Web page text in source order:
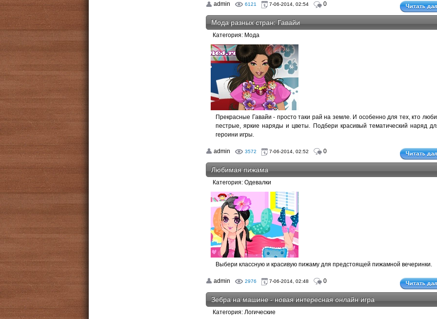
admin 6121 7-06-2014, 02:54 0
Мода разных стран: Гавайи
Категория: Мода
Прекрасные Гавайи - просто таки рай на земле. И особенно для тех, кто
пестрые, яркие наряды и цветы. Подбери красивый тематический наряд
героини игры.
admin 3572 7-06-2014, 02:52 0
Любимая пижама
Категория: Одевалки
Выбери классную и красивую пижаму для предстоящей пижамной вечеринки.
admin 2976 7-06-2014, 02:48 0
Зебра на машине - новая интересная онлайн игра
Категория: Логические